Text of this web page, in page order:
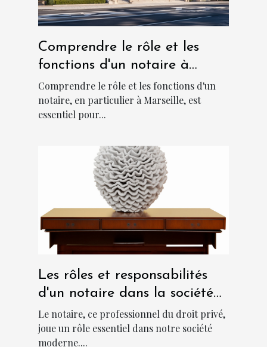
Comprendre le rôle et les
fonctions d'un notaire à
Marseille
Comprendre le rôle et les fonctions d'un
notaire, en particulier à Marseille, est
essentiel pour...
Les rôles et responsabilités
d'un notaire dans la société
moderne
Le notaire, ce professionnel du droit privé,
joue un rôle essentiel dans notre société
moderne....